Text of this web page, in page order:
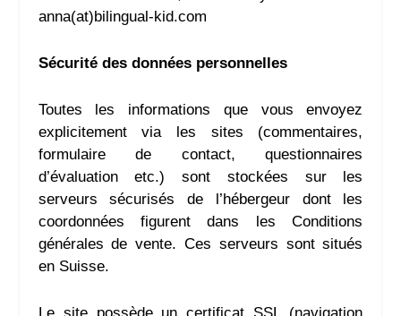
anna(at)bilingual-kid.com
Sécurité des données personnelles
Toutes les informations que vous envoyez
explicitement via les sites (commentaires,
formulaire de contact, questionnaires
d’évaluation etc.) sont stockées sur les
serveurs sécurisés de l’hébergeur dont les
coordonnées figurent dans les Conditions
générales de vente. Ces serveurs sont situés
en Suisse.